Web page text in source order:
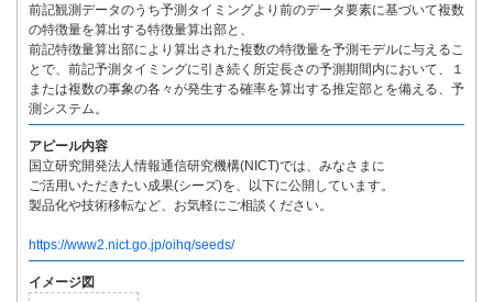
前記観測データのうち予測タイミングより前のデータ要素に基づいて複数
の特徴量を算出する特徴量算出部と、
前記特徴量算出部により算出された複数の特徴量を予測モデルに与えるこ
とで、前記予測タイミングに引き続く所定長さの予測期間内において、１
または複数の事象の各々が発生する確率を算出する推定部とを備える、予
測システム。
アピール内容
国立研究開発法人情報通信研究機構(NICT)では、みなさまに
ご活用いただきたい成果(シーズ)を、以下に公開しています。
製品化や技術移転など、お気軽にご相談ください。
https://www2.nict.go.jp/oihq/seeds/
イメージ図